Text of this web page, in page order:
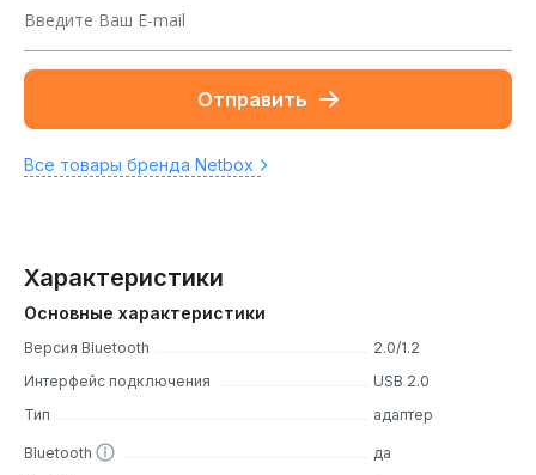
Отправить
Все товары бренда Netbox
Характеристики
Основные характеристики
Версия Bluetooth
2.0/1.2
Интерфейс подключения
USB 2.0
Тип
адаптер
Bluetooth
да